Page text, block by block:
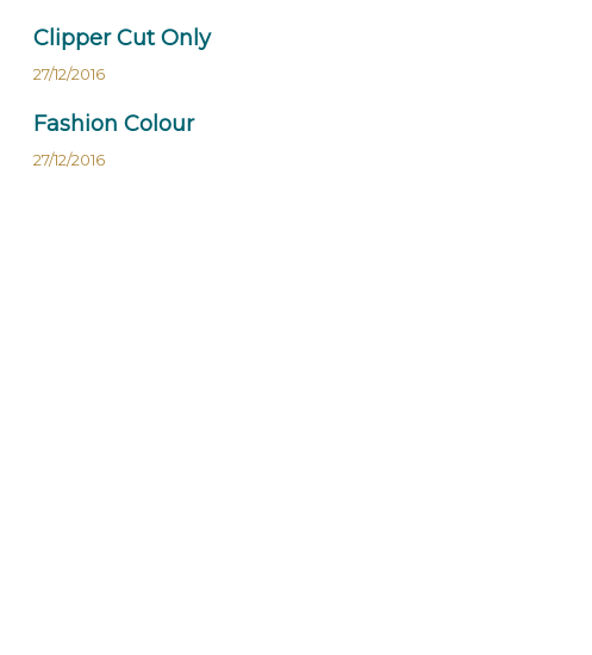
Clipper Cut Only
27/12/2016
Fashion Colour
27/12/2016